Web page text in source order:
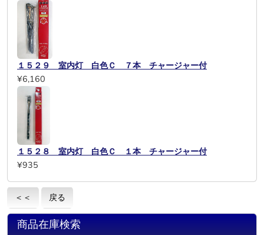
１５２９ 室内灯 白色Ｃ ７本 チャージャー付
¥6,160
１５２８ 室内灯 白色Ｃ １本 チャージャー付
¥935
＜＜ 戻る
商品在庫検索